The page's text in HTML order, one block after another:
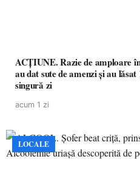
ACȚIUNE. Razie de amploare
au dat sute de amenzi și au
singură zi
acum 1 zi
LOCALE